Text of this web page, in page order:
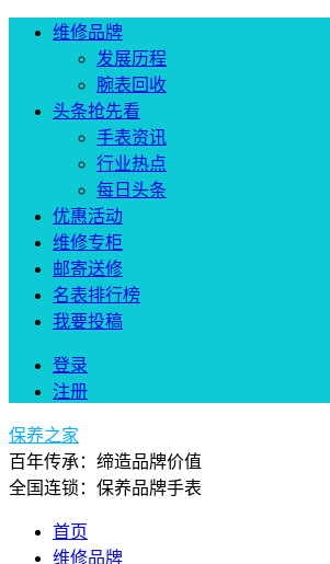
维修品牌
发展历程
腕表回收
头条抢先看
手表资讯
行业热点
每日头条
优惠活动
维修专柜
邮寄送修
名表排行榜
我要投稿
登录
注册
保养之家
百年传承：缔造品牌价值
全国连锁：保养品牌手表
首页
维修品牌